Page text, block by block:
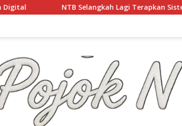
NTB Selangkah Lagi Terapkan Sistem Manajemen